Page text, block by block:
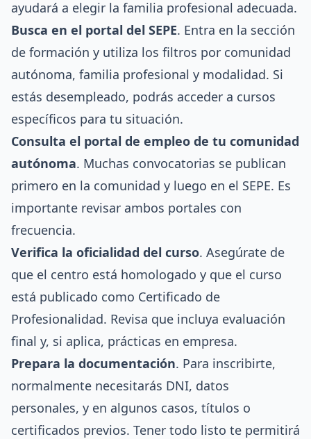
ayudará a elegir la familia profesional adecuada.
Busca en el portal del SEPE. Entra en la sección
de formación y utiliza los filtros por comunidad
autónoma, familia profesional y modalidad. Si
estás desempleado, podrás acceder a cursos
específicos para tu situación.
Consulta el portal de empleo de tu comunidad
autónoma. Muchas convocatorias se publican
primero en la comunidad y luego en el SEPE. Es
importante revisar ambos portales con
frecuencia.
Verifica la oficialidad del curso. Asegúrate de
que el centro está homologado y que el curso
está publicado como Certificado de
Profesionalidad. Revisa que incluya evaluación
final y, si aplica, prácticas en empresa.
Prepara la documentación. Para inscribirte,
normalmente necesitarás DNI, datos
personales, y en algunos casos, títulos o
certificados previos. Tener todo listo te permitirá